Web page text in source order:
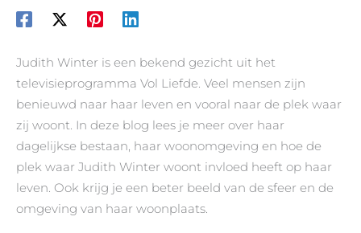
Judith Winter is een bekend gezicht uit het
televisieprogramma Vol Liefde. Veel mensen zijn
benieuwd naar haar leven en vooral naar de plek waar
zij woont. In deze blog lees je meer over haar
dagelijkse bestaan, haar woonomgeving en hoe de
plek waar Judith Winter woont invloed heeft op haar
leven. Ook krijg je een beter beeld van de sfeer en de
omgeving van haar woonplaats.